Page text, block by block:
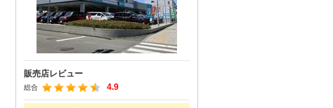
販売店レビュー
総合 4.9